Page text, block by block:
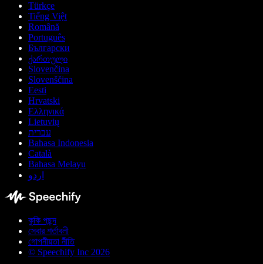
Türkçe
Tiếng Việt
Română
Português
Български
ქართული
Slovenčina
Slovenščina
Eesti
Hrvatski
Ελληνικά
Lietuvių
עברית
Bahasa Indonesia
Català
Bahasa Melayu
اردو
কুকি পছন্দ
সেবার শর্তাবলী
গোপনীয়তা নীতি
© Speechify Inc 2026